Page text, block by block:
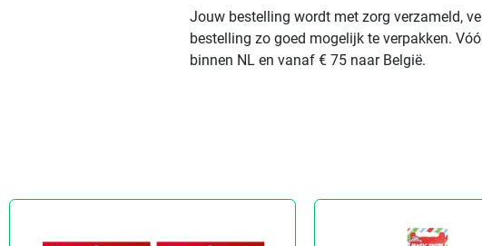
Jouw bestelling wordt met zorg verzameld,
bestelling zo goed mogelijk te verpakken.
binnen NL en vanaf € 75 naar België.